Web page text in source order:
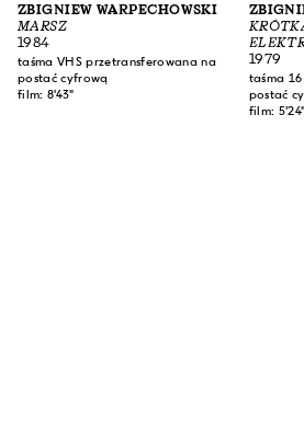
ZBIGNIEW WARPECHOWSKI
MARSZ
1984
taśma VHS przetransferowana na
postać cyfrową
film: 8'43"
1979
taśma
postać
film: 5'24"